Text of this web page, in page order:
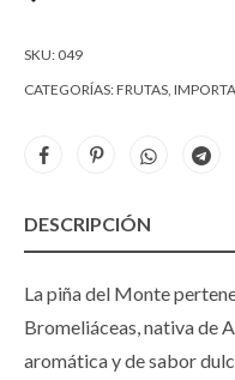
SKU: 049
CATEGORÍAS:FRUTAS
DESCRIPCIÓN
La piña del Monte
Bromeliáceas, nativa de
aromática y de sabor